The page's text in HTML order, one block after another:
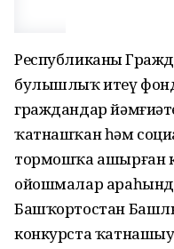
Республиканың
булышлыҡ итеү
граждандар
ҡатнашҡан һәм
тормошҡа ашырған
ойошмалар
Башҡортостан
конкурста